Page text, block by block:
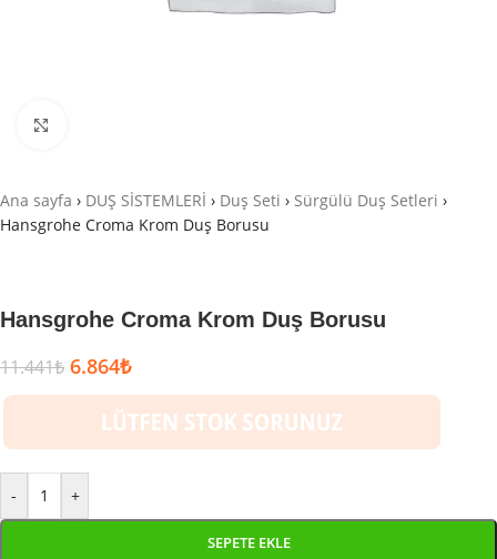
Ana sayfa › DUŞ SİSTEMLERİ › Duş Seti › Sürgülü Duş Setleri ›
Hansgrohe Croma Krom Duş Borusu
Hansgrohe Croma Krom Duş Borusu
11.441₺ 6.864₺
- +
SEPETE EKLE